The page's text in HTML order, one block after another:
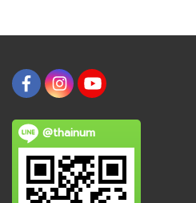
@thainum